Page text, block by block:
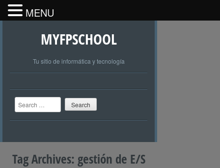
MYFPSCHOOL
Tu sitio de informática y tecnología
Search
Tag Archives: gestión de E/S
MENU